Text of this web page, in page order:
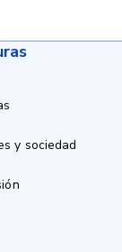
y sociedad